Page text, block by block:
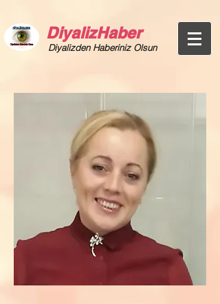
DiyalizHaber
Diyalizden Haberiniz Olsun